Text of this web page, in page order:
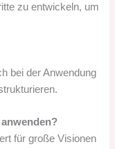
zu entwickeln, um
bei der Anwendung
für große Visionen